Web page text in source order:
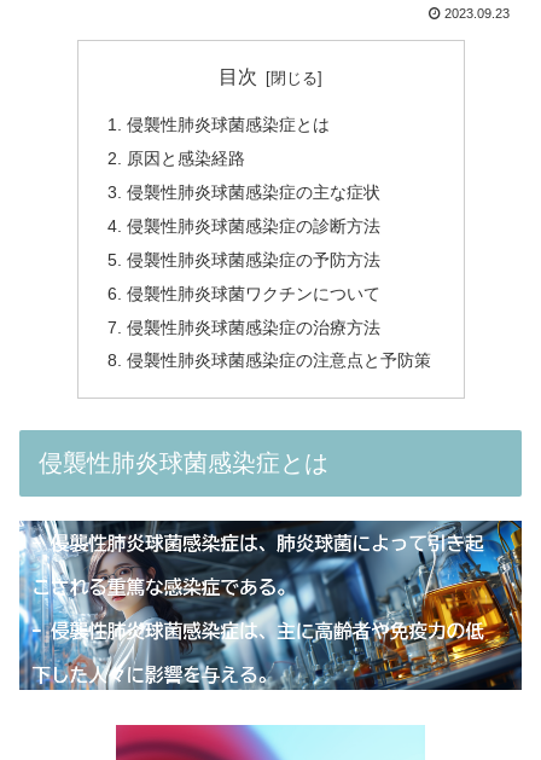
2023.09.23
目次
侵襲性肺炎球菌感染症とは
原因と感染経路
侵襲性肺炎球菌感染症の主な症状
侵襲性肺炎球菌感染症の診断方法
侵襲性肺炎球菌感染症の予防方法
侵襲性肺炎球菌ワクチンについて
侵襲性肺炎球菌感染症の治療方法
侵襲性肺炎球菌感染症の注意点と予防策
侵襲性肺炎球菌感染症とは